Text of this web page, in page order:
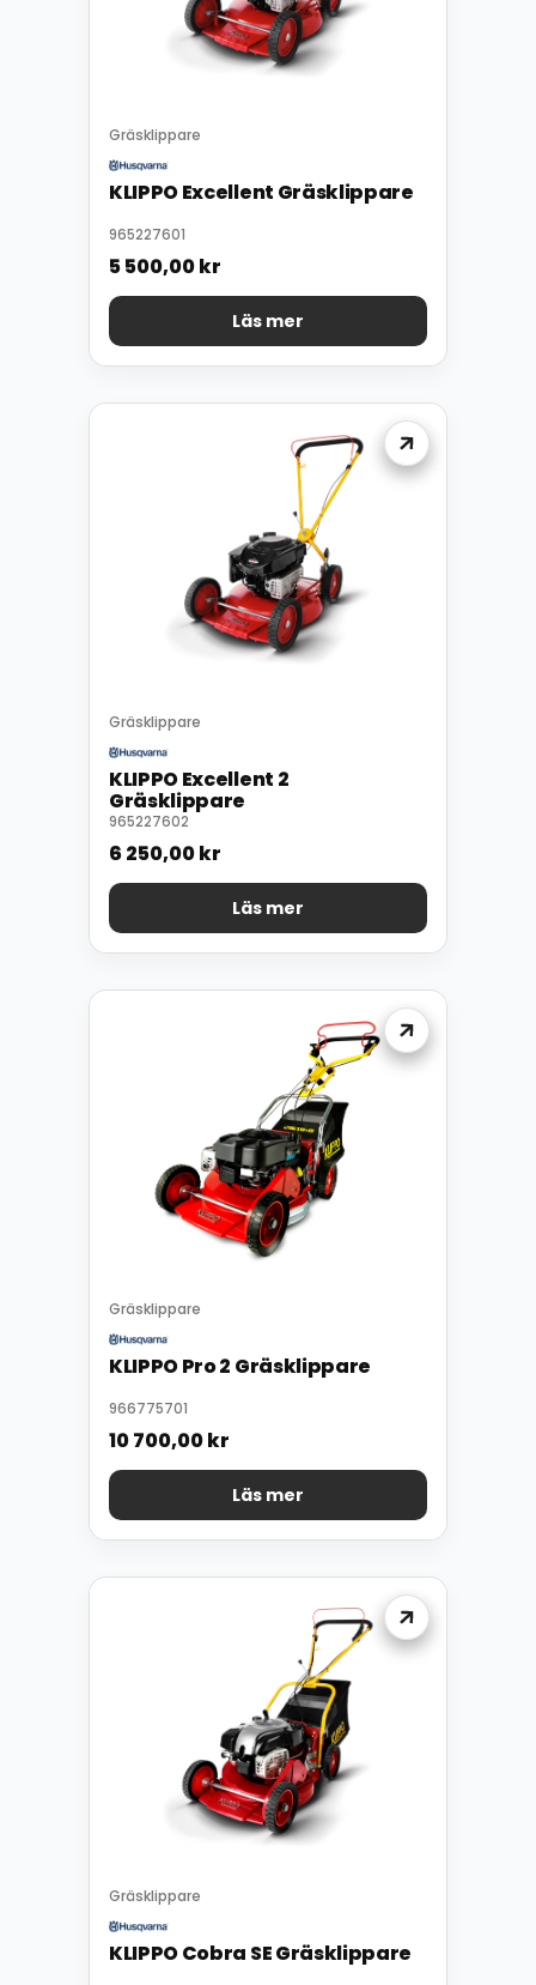
Gräsklippare
KLIPPO Excellent Gräsklippare
965227601
5 500,00kr
Läs mer
Gräsklippare
KLIPPO Excellent 2
Gräsklippare
965227602
6 250,00kr
Läs mer
Gräsklippare
KLIPPO Pro 2 Gräsklippare
966775701
10 700,00kr
Läs mer
Gräsklippare
KLIPPO Cobra SE Gräsklippare